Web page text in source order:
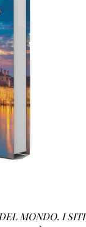
DETTAGLI
MONDO. I SITI